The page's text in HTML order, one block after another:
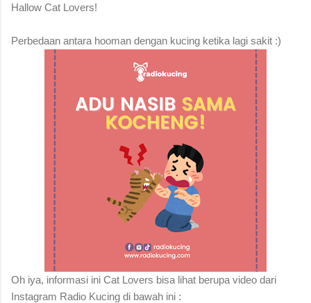
Hallow Cat Lovers!
Perbedaan antara hooman dengan kucing ketika lagi sakit :)
Oh iya, informasi ini Cat Lovers bisa lihat berupa video dari
Instagram Radio Kucing di bawah ini :